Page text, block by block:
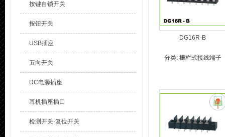
按键自锁开关
按钮开关
USB插座
五向开关
DC电源插座
耳机插座插口
检测开关·复位开关
DG16R-B
分类: 栅栏式接线端子